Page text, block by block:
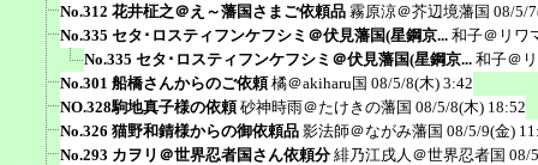
No.312 花井柾之＠え～藩国さまご依頼品 霧原涼＠芥辺境藩国 08/5/
No.335 セタ･ロスティフンケフシミ＠伏見藩国(星鋼京... 和子＠リワ
No.335 セタ･ロスティフンケフシミ＠伏見藩国(星鋼京... 和子＠
No.301 船橋さんからのご依頼 橘＠akiharu国 08/5/8(木) 3:42
NO.328駒地真子様の依頼 砂神時雨＠たけきの藩国 08/5/8(木) 18:52
No.326 猫野和錆様からの御依頼品 影法師＠ながみ藩国 08/5/9(金)
No.293 カヲリ＠世界忍者国さん依頼分 緋乃江戌人＠世界忍者国 08/